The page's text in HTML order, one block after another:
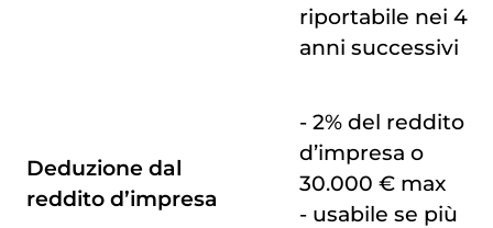
riportabile nei 4
anni successivi
Deduzione dal
reddito d’impresa
- 2% del reddito
d’impresa o
30.000 € max
- usabile se più